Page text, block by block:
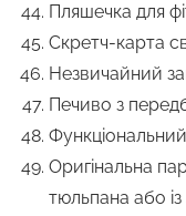
Пляшечка для
Скретч-карта
Незвичайний
Печиво з
Оригінальна
тюльпана або